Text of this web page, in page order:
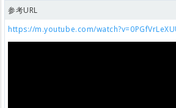
参考URL
https://m.youtube.com/